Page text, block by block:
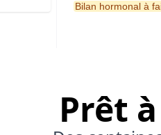
Bilan hormonal à
Prêt